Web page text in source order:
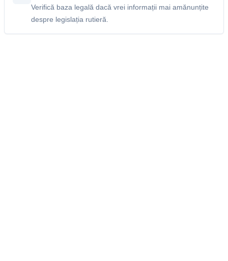
Verifică baza legală dacă vrei informații mai amănunțite
despre legislația rutieră.